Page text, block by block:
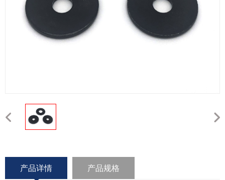
产品详情 产品规格